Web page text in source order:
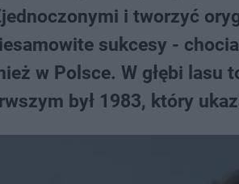
i tworzyć
sukcesy -
w Polsce. W głębi lasu
był 1983, który